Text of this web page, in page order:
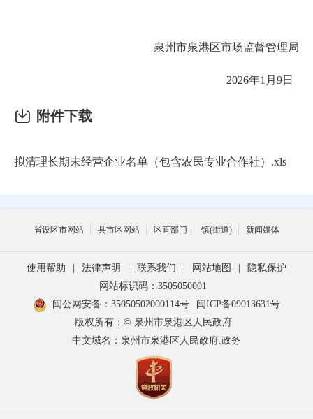
泉州市泉港区市场监督管理局
2026年1月9日
附件下载
拟清理长期未经营企业名单（包含农民专业合作社）.xls
省设区市网站 县市区网站 区直部门 镇(街道) 新闻媒体
使用帮助 法律声明 联系我们 网站地图
隐私保护
网站标识码：3505050001
闽公网安备：35050502000114号
闽ICP备09013631号
版权所有：© 泉州市泉港区人民政府
中文域名：泉州市泉港区人民政府.政务